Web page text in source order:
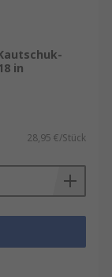
in
28,95 €/Stück